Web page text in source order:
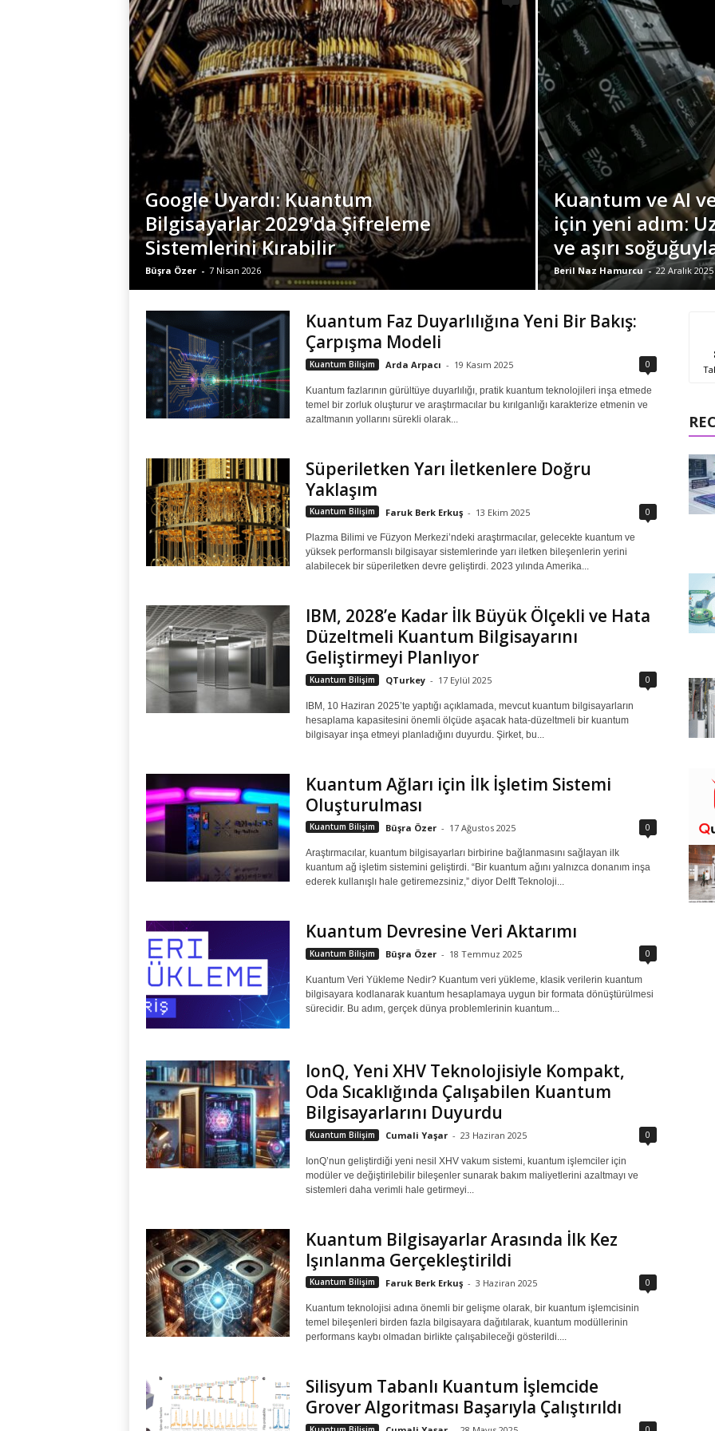
Google Uyardı: Kuantum
Bilgisayarlar 2029’da Şifreleme
Sistemlerini Kırabilir
Büşra Özer - 7 Nisan 2026
Kuantum ve AI
için yeni adım:
ve aşırı
Beril Naz Hamurcu - 22 Aralık 2025
Kuantum Faz Duyarlılığına Yeni Bir Bakış:
Çarpışma Modeli
Kuantum Bilişim Arda Arpacı - 19 Kasım 2025 0
Kuantum fazlarının gürültüye duyarlılığı, pratik kuantum teknolojileri inşa etmede
temel bir zorluk oluşturur ve araştırmacılar bu kırılganlığı karakterize etmenin ve
azaltmanın yollarını sürekli olarak...
Süperiletken Yarı İletkenlere Doğru
Yaklaşım
Kuantum Bilişim Faruk Berk Erkuş - 13 Ekim 2025 0
Plazma Bilimi ve Füzyon Merkezi’ndeki araştırmacılar, gelecekte kuantum ve
yüksek performanslı bilgisayar sistemlerinde yarı iletken bileşenlerin yerini
alabilecek bir süperiletken devre geliştirdi. 2023 yılında Amerika...
IBM, 2028’e Kadar İlk Büyük Ölçekli ve Hata
Düzeltmeli Kuantum Bilgisayarını
Geliştirmeyi Planlıyor
Kuantum Bilişim QTurkey - 17 Eylül 2025 0
IBM, 10 Haziran 2025’te yaptığı açıklamada, mevcut kuantum bilgisayarların
hesaplama kapasitesini önemli ölçüde aşacak hata-düzeltmeli bir kuantum
bilgisayar inşa etmeyi planladığını duyurdu. Şirket, bu...
Kuantum Ağları için İlk İşletim Sistemi
Oluşturulması
Kuantum Bilişim Büşra Özer - 17 Ağustos 2025 0
Araştırmacılar, kuantum bilgisayarları birbirine bağlanmasını sağlayan ilk
kuantum ağ işletim sistemini geliştirdi. “Bir kuantum ağını yalnızca donanım inşa
ederek kullanışlı hale getiremezsiniz,” diyor Delft Teknoloji...
Kuantum Devresine Veri Aktarımı
Kuantum Bilişim Büşra Özer - 18 Temmuz 2025 0
Kuantum Veri Yükleme Nedir? Kuantum veri yükleme, klasik verilerin kuantum
bilgisayara kodlanarak kuantum hesaplamaya uygun bir formata dönüştürülmesi
sürecidir. Bu adım, gerçek dünya problemlerinin kuantum...
IonQ, Yeni XHV Teknolojisiyle Kompakt,
Oda Sıcaklığında Çalışabilen Kuantum
Bilgisayarlarını Duyurdu
Kuantum Bilişim Cumali Yaşar - 23 Haziran 2025 0
IonQ’nun geliştirdiği yeni nesil XHV vakum sistemi, kuantum işlemciler için
modüler ve değiştirilebilir bileşenler sunarak bakım maliyetlerini azaltmayı ve
sistemleri daha verimli hale getirmeyi...
Kuantum Bilgisayarlar Arasında İlk Kez
Işınlanma Gerçekleştirildi
Kuantum Bilişim Faruk Berk Erkuş - 3 Haziran 2025 0
Kuantum teknolojisi adına önemli bir gelişme olarak, bir kuantum işlemcisinin
temel bileşenleri birden fazla bilgisayara dağıtılarak, kuantum modüllerinin
performans kaybı olmadan birlikte çalışabileceği gösterildi....
Silisyum Tabanlı Kuantum İşlemcide
Grover Algoritması Başarıyla Çalıştırıldı